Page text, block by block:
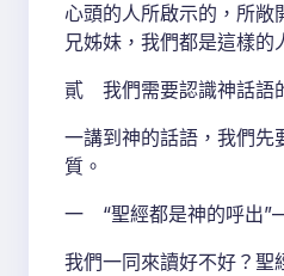
心頭的人所啟示的，所敞
兄姊妹，我們都是這樣的
貳 我們需要認識神話語
一講到神的話語，我們先
質。
一 “聖經都是神的呼出
我們一同來讀好不好？聖